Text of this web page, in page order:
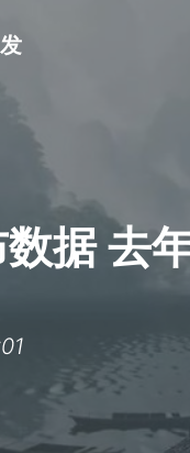
据 去